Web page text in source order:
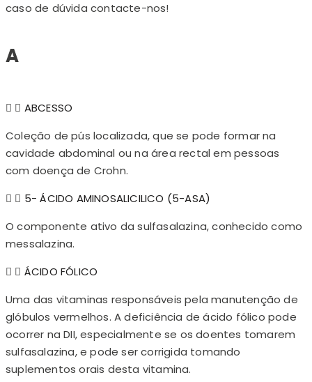
caso de dúvida contacte-nos!
A
ABCESSO
Coleção de pús localizada, que se pode formar na
cavidade abdominal ou na área rectal em pessoas
com doença de Crohn.
5- ÁCIDO AMINOSALICILICO (5-ASA)
O componente ativo da sulfasalazina, conhecido como
messalazina.
ÁCIDO FÓLICO
Uma das vitaminas responsáveis pela manutenção de
glóbulos vermelhos. A deficiência de ácido fólico pode
ocorrer na DII, especialmente se os doentes tomarem
sulfasalazina, e pode ser corrigida tomando
suplementos orais desta vitamina.